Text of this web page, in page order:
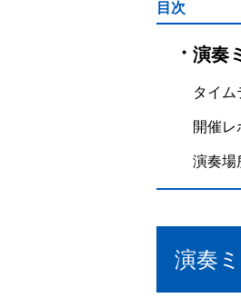
目次
演奏
タイム
開催レ
演奏場
演奏